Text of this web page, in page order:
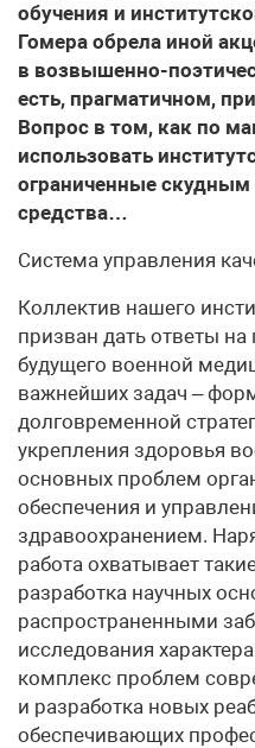
обучения и
Гомера обрела иной
в возвышенно-
есть, прагматичном,
Вопрос в том, как по
использовать
ограниченные
средства…
Система управления
Коллектив нашего
призван дать ответы
будущего военной
важнейших задач –
долговременной
укрепления здоровья
основных проблем
обеспечения и
здравоохранением.
работа охватывает
разработка научных
распространенными
исследования
комплекс проблем
и разработка новых
обеспечивающих